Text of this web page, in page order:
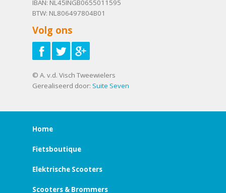
IBAN: NL45INGB0655011595
BTW: NL806497804B01
Volg ons
© A. v.d. Visch Tweewielers
Gerealiseerd door: Suite Seven
Home
Fietsboutique
Elektrische Scooters
Scooters & Brommers